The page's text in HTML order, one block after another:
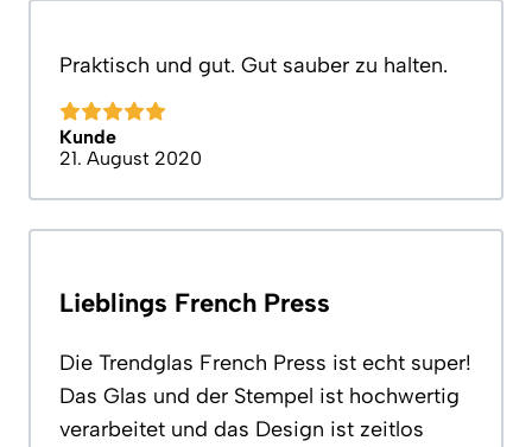
Praktisch und gut. Gut sauber zu halten.
Kunde
21. August 2020
Lieblings French Press
Die Trendglas French Press ist echt super!
Das Glas und der Stempel ist hochwertig
verarbeitet und das Design ist zeitlos